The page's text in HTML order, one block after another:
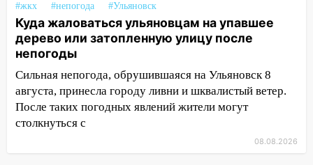
16:51 В Чердаклинском районе
ремонтируют дороги, ставят остановки
и проводят новое освещение
16:35
В Ульяновске установили ещё
девять бункеров для крупногабаритного
мусора
16:26 В Ульяновске бесплатно покажут
#жкх
#непогода #Ульяновск
Куда жаловаться ульяновцам на упавшее
дерево или затопленную улицу после
непогоды
Сильная непогода, обрушившаяся на Ульяновск 8
августа, принесла городу ливни и шквалистый ветер.
После таких погодных явлений жители могут
столкнуться с
08.08.2026